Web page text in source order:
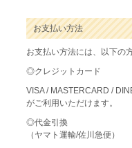
お支払い方法
お支払い方法には、以下の
◎クレジットカード
VISA / MASTERCARD /
がご利用いただけます。
◎代金引換
（ヤマト運輸/佐川急便）